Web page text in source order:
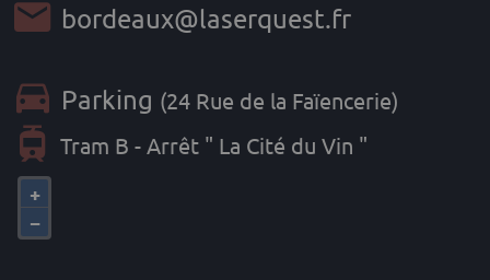
bordeaux@laserquest.fr
Parking (24 Rue de la Faïencerie)
Tram B - Arrêt " La Cité du Vin "
+
−